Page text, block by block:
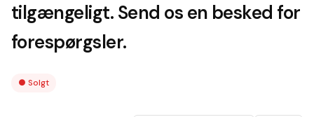
tilgængeligt. Send os en besked for
forespørgsler.
● Solgt